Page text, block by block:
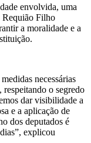
envolvida, uma
Requião Filho
a moralidade e a
necessárias
respeitando o segredo
dar visibilidade a
e a aplicação de
dos deputados é
explicou